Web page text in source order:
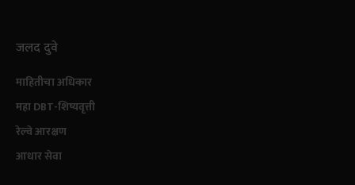
जलद दुवे
माहितीचा अधिकार
महा DBT-शिष्यवृत्ती
रेल्वे आरक्षण
आधार सेवा